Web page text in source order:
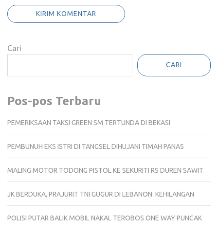
Cari
CARI
Pos-pos Terbaru
PEMERIKSAAN TAKSI GREEN SM TERTUNDA DI BEKASI
PEMBUNUH EKS ISTRI DI TANGSEL DIHUJANI TIMAH PANAS
MALING MOTOR TODONG PISTOL KE SEKURITI RS DUREN SAWIT
JK BERDUKA, PRAJURIT TNI GUGUR DI LEBANON: KEHILANGAN
POLISI PUTAR BALIK MOBIL NAKAL TEROBOS ONE WAY PUNCAK